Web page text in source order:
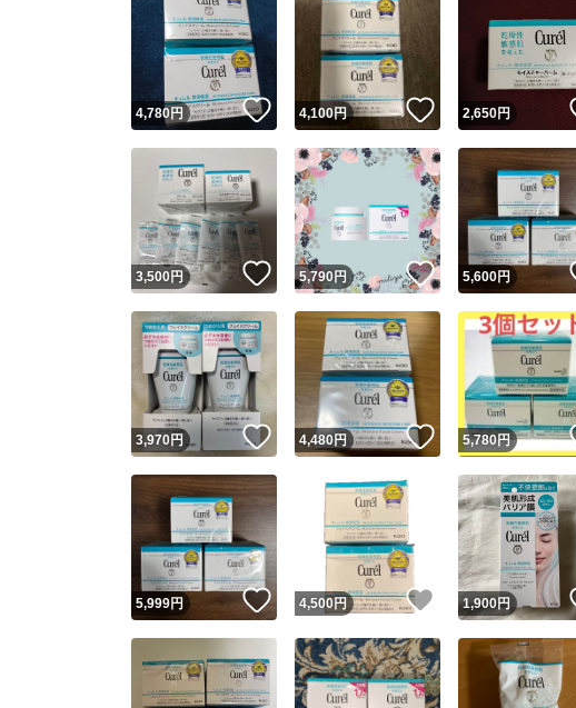
4,780円 いいね！
4,100円 いいね！
2,650円
3,500円 いいね！
5,790円 いいね！
5,600円
3,970円 いいね！
4,480円 いいね！
5,780円
5,999円 いいね！
4,500円 いいね！
1,900円